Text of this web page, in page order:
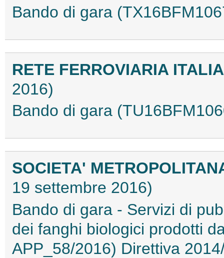
Bando di gara
RETE FERROVIARIA
2016)
Bando di gara
SOCIETA'
19 settembre 2016)
Bando di gara - Servizi di
dei fanghi biologici prodotti
APP_58/2016) Direttiva